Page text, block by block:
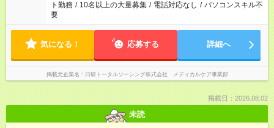
ト勤務 / 10名以上の大量募集 / 電話対応なし / パソコンスキル不
要
気になる！ 応募する 詳細へ
掲載元企業名 日研トータルソーシング株式会社 メディカルケア事業部
掲載日：2026.08.02
未読